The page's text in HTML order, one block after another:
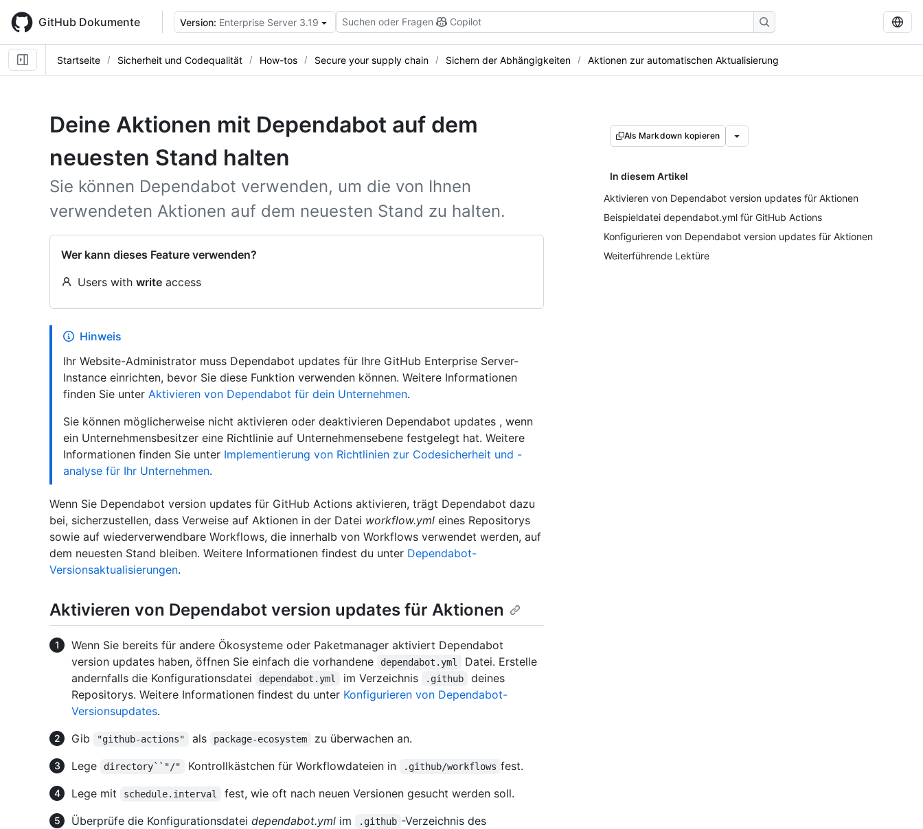
main
content
GitHub Dokumente Version: Enterprise Server 3.19 Suchen oder Fragen Copilot
Startseite Sicherheit und Codequalität How-tos Secure your supply chain Sichern der Abhängigkeiten Aktionen zur automatischen Aktualisierung
Deine Aktionen mit Dependabot auf dem
neuesten Stand halten
Sie können Dependabot verwenden, um die von Ihnen
verwendeten Aktionen auf dem neuesten Stand zu halten.
Wer kann dieses Feature verwenden?
Users with write access
Als Markdown kopieren
In diesem Artikel
Aktivieren von Dependabot version updates für Aktionen
Beispieldatei dependabot.yml für GitHub Actions
Konfigurieren von Dependabot version updates für Aktionen
Weiterführende Lektüre
Hinweis
Ihr Website-Administrator muss Dependabot updates für Ihre GitHub Enterprise Server-
Instance einrichten, bevor Sie diese Funktion verwenden können. Weitere Informationen
finden Sie unter Aktivieren von Dependabot für dein Unternehmen.
Sie können möglicherweise nicht aktivieren oder deaktivieren Dependabot updates , wenn
ein Unternehmensbesitzer eine Richtlinie auf Unternehmensebene festgelegt hat. Weitere
Informationen finden Sie unter Implementierung von Richtlinien zur Codesicherheit und -
analyse für Ihr Unternehmen.
Wenn Sie Dependabot version updates für GitHub Actions aktivieren, trägt Dependabot dazu
bei, sicherzustellen, dass Verweise auf Aktionen in der Datei workflow.yml eines Repositorys
sowie auf wiederverwendbare Workflows, die innerhalb von Workflows verwendet werden, auf
dem neuesten Stand bleiben. Weitere Informationen findest du unter Dependabot-
Versionsaktualisierungen.
Aktivieren von Dependabot version updates für Aktionen
Wenn Sie bereits für andere Ökosysteme oder Paketmanager aktiviert Dependabot
version updates haben, öffnen Sie einfach die vorhandene
dependabot.yml
Datei. Erstelle
andernfalls die Konfigurationsdatei
dependabot.yml im Verzeichnis .github
deines
Repositorys. Weitere Informationen findest du unter Konfigurieren von Dependabot-
Versionsupdates.
Gib
"github-actions" als package-ecosystem
zu überwachen an.
Lege
directory``"/" Kontrollkästchen für Workflowdateien in .github/workflows fest.
Lege mit
schedule.interval
fest, wie oft nach neuen Versionen gesucht werden soll.
Überprüfe die Konfigurationsdatei dependabot.yml im .github -Verzeichnis des